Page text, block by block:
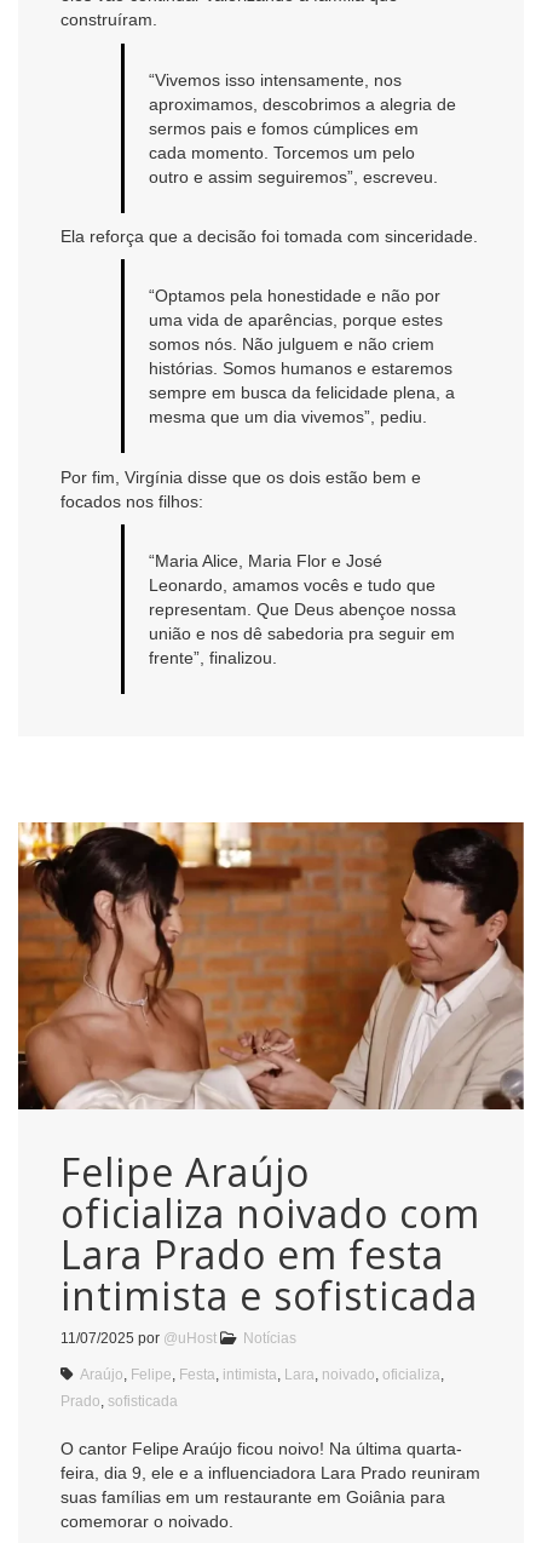
construíram.
“Vivemos isso intensamente, nos
aproximamos, descobrimos a alegria de
sermos pais e fomos cúmplices em
cada momento. Torcemos um pelo
outro e assim seguiremos”, escreveu.
Ela reforça que a decisão foi tomada com sinceridade.
“Optamos pela honestidade e não por
uma vida de aparências, porque estes
somos nós. Não julguem e não criem
histórias. Somos humanos e estaremos
sempre em busca da felicidade plena, a
mesma que um dia vivemos”, pediu.
Por fim, Virgínia disse que os dois estão bem e
focados nos filhos:
“Maria Alice, Maria Flor e José
Leonardo, amamos vocês e tudo que
representam. Que Deus abençoe nossa
união e nos dê sabedoria pra seguir em
frente”, finalizou.
Felipe Araújo
oficializa noivado com
Lara Prado em festa
intimista e sofisticada
11/07/2025 por @uHost Notícias
Araújo Felipe Festa intimista Lara noivado oficializa
Prado sofisticada
O cantor Felipe Araújo ficou noivo! Na última quarta-
feira, dia 9, ele e a influenciadora Lara Prado reuniram
suas famílias em um restaurante em Goiânia para
comemorar o noivado.